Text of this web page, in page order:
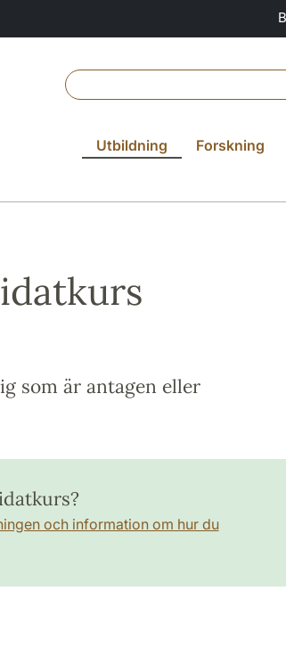
Utbildning Forskning
som är antagen eller
och information om hur du